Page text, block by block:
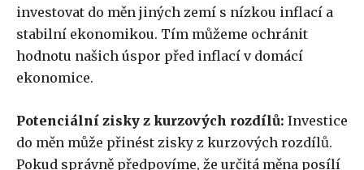
investovat do měn jiných zemí s nízkou inflací a
stabilní ekonomikou. Tím můžeme ochránit
hodnotu našich úspor před inflací v domácí
ekonomice.
Potenciální zisky z kurzových rozdílů: Investice
do měn může přinést zisky z kurzových rozdílů.
Pokud správně předpovíme, že určitá měna posílí